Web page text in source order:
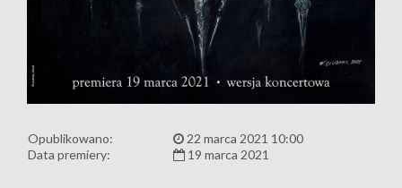
Opublikowano:
22 marca 2021 10:00
Data premiery:
19 marca 2021